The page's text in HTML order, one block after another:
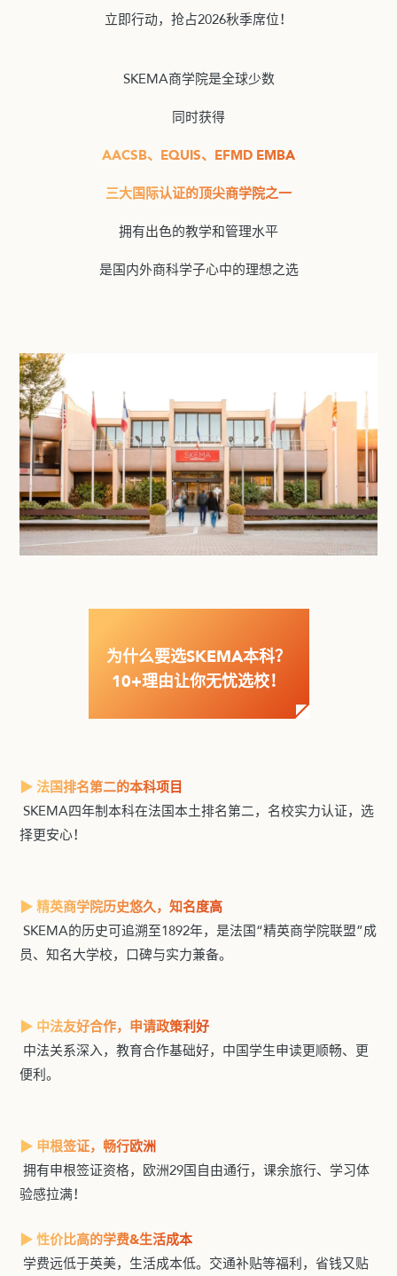
立即行动，抢占2026秋季席位！
SKEMA商学院是全球少数
同时获得
AACSB、EQUIS、EFMD EMBA
三大国际认证的顶尖商学院之一
拥有出色的教学和管理水平
是国内外商科学子心中的理想之选
为什么要选SKEMA本科？
10+理由让你无忧选校！
▶ 法国排名第二的本科项目
SKEMA四年制本科在法国本土排名第二，名校实力认证，选
择更安心！
▶ 精英商学院历史悠久，知名度高
SKEMA的历史可追溯至1892年，是法国“精英商学院联盟”成
员、知名大学校，口碑与实力兼备。
▶ 中法友好合作，申请政策利好
中法关系深入，教育合作基础好，中国学生申读更顺畅、更
便利。
▶ 申根签证，畅行欧洲
拥有申根签证资格，欧洲29国自由通行，课余旅行、学习体
验感拉满！
▶ 性价比高的学费&生活成本
学费远低于英美，生活成本低。交通补贴等福利，省钱又贴